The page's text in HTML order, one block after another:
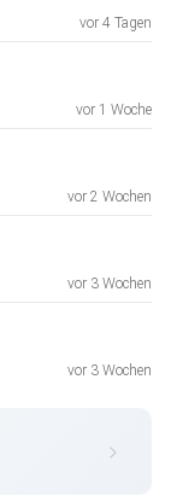
vor 4 Tagen
vor 1 Woche
vor 2 Wochen
vor 3 Wochen
vor 3 Wochen